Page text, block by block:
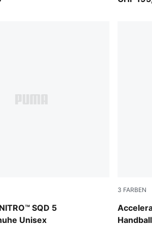
SQD 5
Unisex
White
3 FARBEN
PUMA